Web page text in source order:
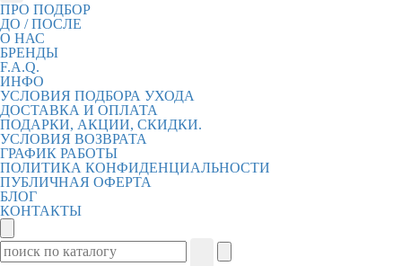
ПРО ПОДБОР
ДО / ПОСЛЕ
О НАС
БРЕНДЫ
F.A.Q.
ИНФО
УСЛОВИЯ ПОДБОРА УХОДА
ДОСТАВКА И ОПЛАТА
ПОДАРКИ, АКЦИИ, СКИДКИ.
УСЛОВИЯ ВОЗВРАТА
ГРАФИК РАБОТЫ
ПОЛИТИКА КОНФИДЕНЦИАЛЬНОСТИ
ПУБЛИЧНАЯ ОФЕРТА
БЛОГ
КОНТАКТЫ